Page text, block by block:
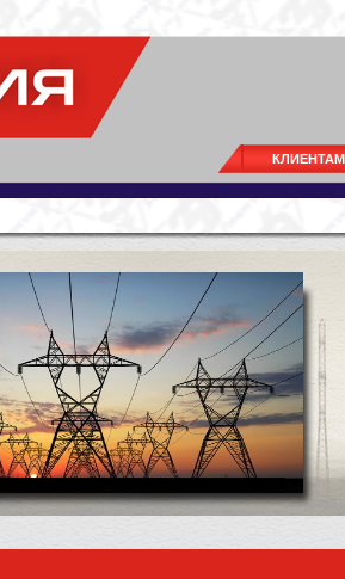
КЛИЕНТАМ